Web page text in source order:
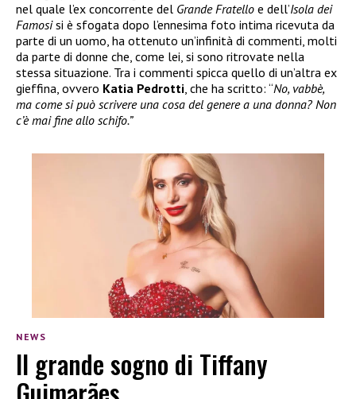
nel quale l’ex concorrente del Grande Fratello e dell’Isola dei
Famosisi è sfogata dopo l’ennesima foto intima ricevuta da
parte di un uomo, ha ottenuto un’infinità di commenti, molti
da parte di donne che, come lei, si sono ritrovate nella
stessa situazione. Tra i commenti spicca quello di un’altra ex
gieffina, ovvero Katia Pedrotti, che ha scritto: “No, vabbè,
ma come si può scrivere una cosa del genere a una donna? Non
c’è mai fine allo schifo.”
NEWS
Il grande sogno di Tiffany